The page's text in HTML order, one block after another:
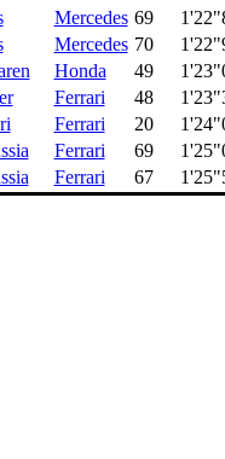
Mercedes 69
Mercedes 70
Honda 49
Ferrari 48
Ferrari 20
Ferrari 69
Ferrari 67